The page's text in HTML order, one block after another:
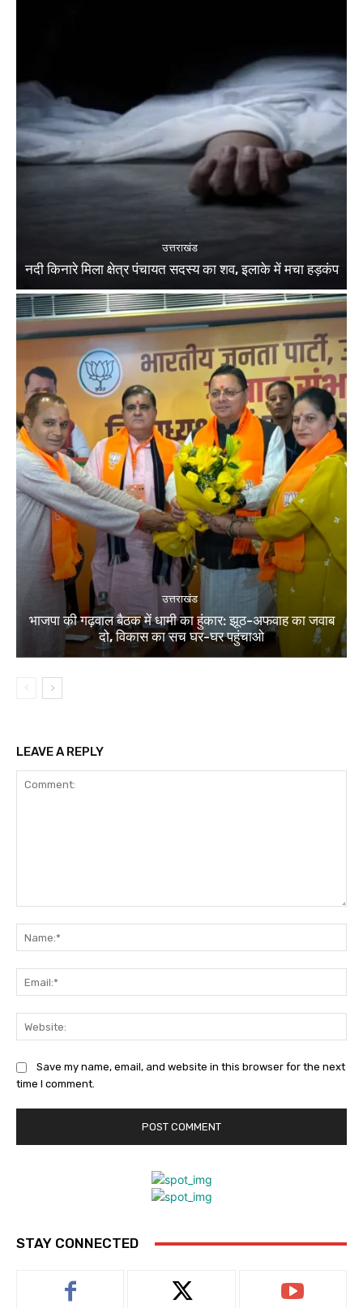
उत्तराखंड
नदी किनारे मिला क्षेत्र पंचायत सदस्य का शव, इलाके में मचा हड़कंप
उत्तराखंड
भाजपा की गढ़वाल बैठक में धामी का हुंकार: झूठ-अफवाह का जवाब
दो, विकास का सच घर-घर पहुंचाओ
LEAVE A REPLY
Save my name, email, and website in this browser for the next
time I comment.
STAY CONNECTED